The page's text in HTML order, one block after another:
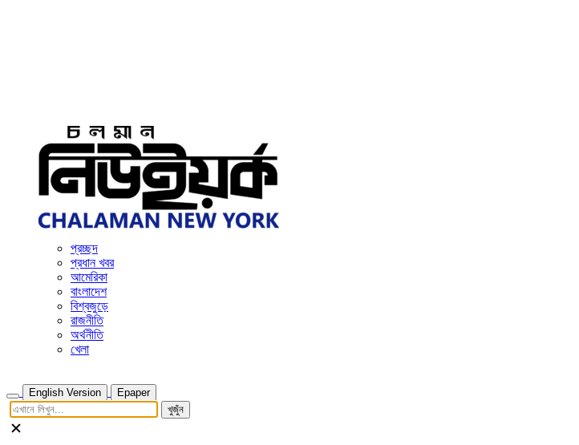
প্রচ্ছদ
প্রধান খবর
আমেরিকা
বাংলাদেশ
বিশ্বজুড়ে
রাজনীতি
অর্থনীতি
খেলা
English Version
Epaper
খুজুঁন